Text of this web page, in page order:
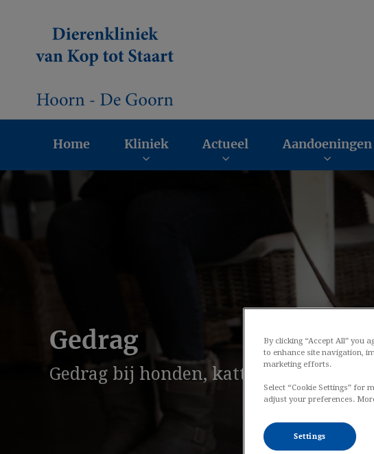
Home Kliniek Actueel Aandoeningen
Gedrag
Gedrag bij honden, katten en konijnen
By clicking “Accept All” you
to enhance site navigation,
marketing efforts.
Select “Cookie Settings” for
adjust your preferences.
Settings